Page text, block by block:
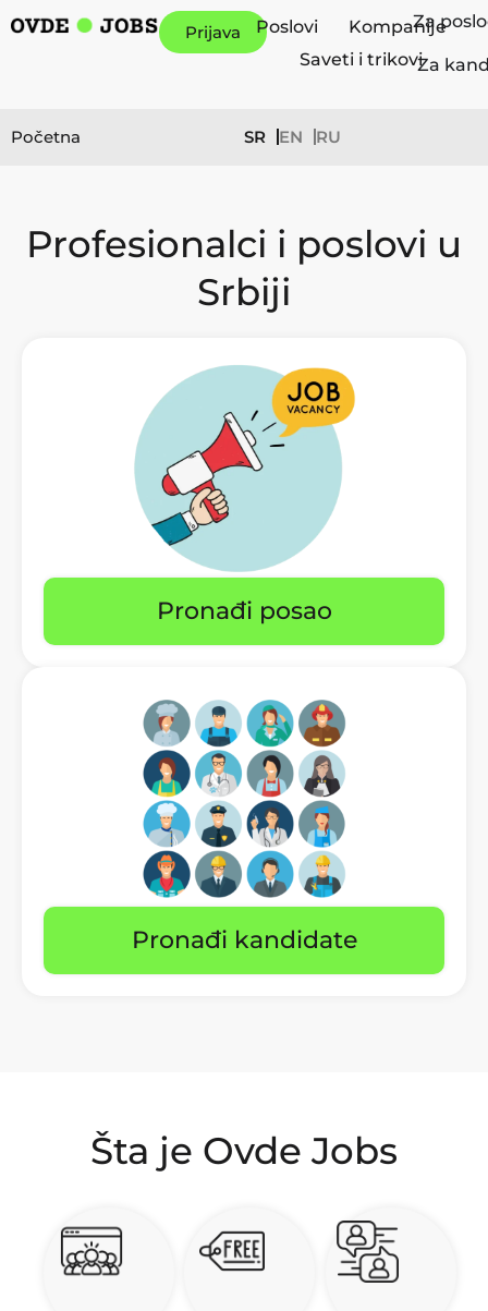
Prijava Poslovi
Kompanije
Saveti i trikovi
Za
Za
Početna SR EN RU
Profesionalci i poslovi u
Srbiji
Pronađi posao
Pronađi kandidate
Šta je Ovde Jobs